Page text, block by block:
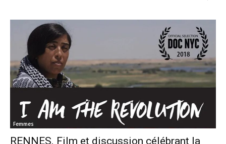
Femmes
RENNES. Film et discussion célébrant la